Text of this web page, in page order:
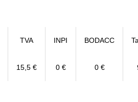
TVA INPI BODACC
15,5 € 0 € 0 €